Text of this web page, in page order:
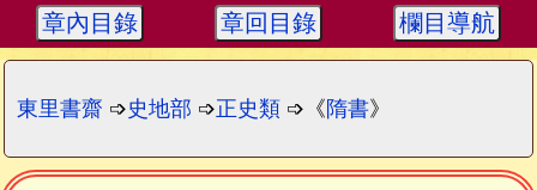
章內目錄 章回目錄 欄目導航
東里書齋 ➩史地部 ➩正史類 ➩《隋書》